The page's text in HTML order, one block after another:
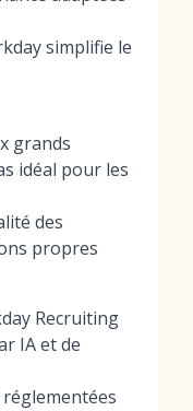
simplifie le
grands
idéal pour les
des
propres
Recruiting
IA et de